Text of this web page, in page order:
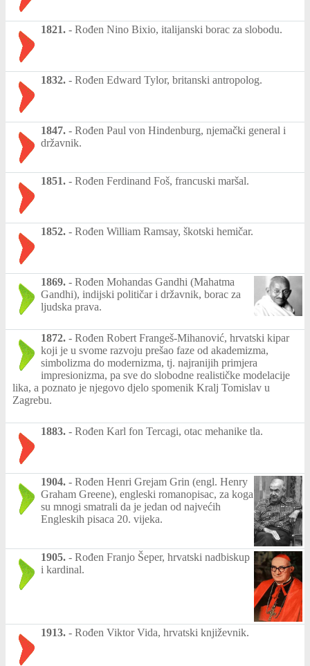
1821. - Rođen Nino Bixio, italijanski borac za slobodu.
1832. - Rođen Edward Tylor, britanski antropolog.
1847. - Rođen Paul von Hindenburg, njemački general i
državnik.
1851. - Rođen Ferdinand Foš, francuski maršal.
1852. - Rođen William Ramsay, škotski hemičar.
1869. - Rođen Mohandas Gandhi (Mahatma
Gandhi), indijski političar i državnik, borac za
ljudska prava.
1872. - Rođen Robert Frangeš-Mihanović, hrvatski kipar
koji je u svome razvoju prešao faze od akademizma,
simbolizma do modernizma, tj. najranijih primjera
impresionizma, pa sve do slobodne realističke modelacije
lika, a poznato je njegovo djelo spomenik Kralj Tomislav u
Zagrebu.
1883. - Rođen Karl fon Tercagi, otac mehanike tla.
1904. - Rođen Henri Grejam Grin (engl. Henry
Graham Greene), engleski romanopisac, za koga
su mnogi smatrali da je jedan od najvećih
Engleskih pisaca 20. vijeka.
1905. - Rođen Franjo Šeper, hrvatski nadbiskup
i kardinal.
1913. - Rođen Viktor Vida, hrvatski književnik.